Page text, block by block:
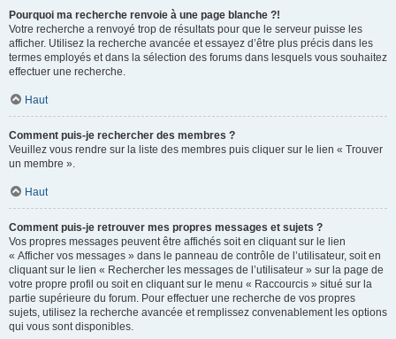
Pourquoi ma recherche renvoie à une page blanche ?!
Votre recherche a renvoyé trop de résultats pour que le serveur puisse les
afficher. Utilisez la recherche avancée et essayez d’être plus précis dans les
termes employés et dans la sélection des forums dans lesquels vous souhaitez
effectuer une recherche.
Haut
Comment puis-je rechercher des membres ?
Veuillez vous rendre sur la liste des membres puis cliquer sur le lien « Trouver
un membre ».
Haut
Comment puis-je retrouver mes propres messages et sujets ?
Vos propres messages peuvent être affichés soit en cliquant sur le lien
« Afficher vos messages » dans le panneau de contrôle de l’utilisateur, soit en
cliquant sur le lien « Rechercher les messages de l’utilisateur » sur la page de
votre propre profil ou soit en cliquant sur le menu « Raccourcis » situé sur la
partie supérieure du forum. Pour effectuer une recherche de vos propres
sujets, utilisez la recherche avancée et remplissez convenablement les options
qui vous sont disponibles.